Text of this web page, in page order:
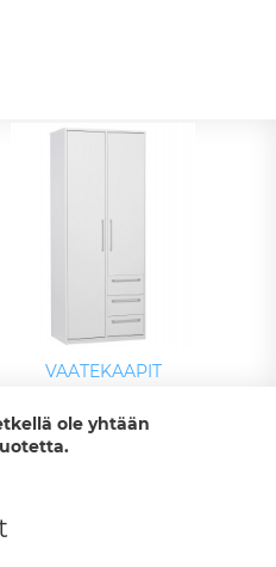
VAATEKAAPIT
ole yhtään